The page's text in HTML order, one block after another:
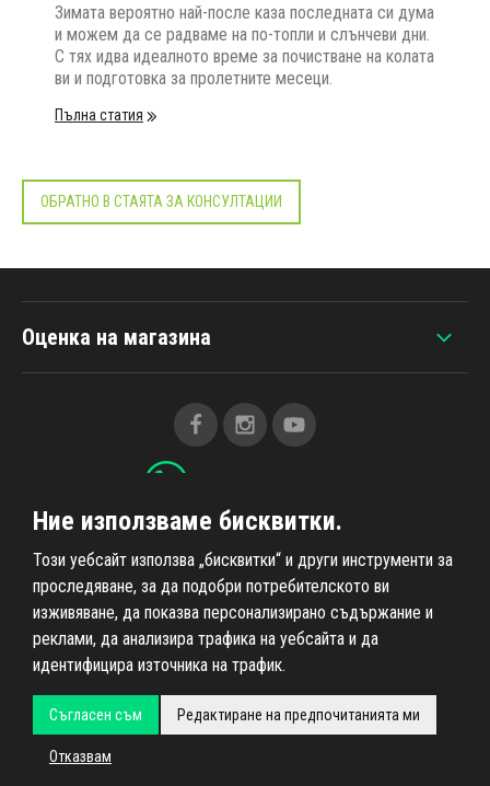
Зимата вероятно най-после каза последната си дума
и можем да се радваме на по-топли и слънчеви дни.
С тях идва идеалното време за почистване на колата
ви и подготовка за пролетните месеци.
Пълна статия
ОБРАТНО В СТАЯТА ЗА КОНСУЛТАЦИИ
Всичко за пазаруването
Информация за нас
Оценка на магазина
Всички права запазени © 2026Ahifi.cz, реализация
Shean.cz
Ние използваме бисквитки.
Този уебсайт използва „бисквитки“ и други инструменти за
проследяване, за да подобри потребителското ви
изживяване, да показва персонализирано съдържание и
реклами, да анализира трафика на уебсайта и да
идентифицира източника на трафик.
Съгласен съм Редактиране на предпочитанията ми
Отказвам